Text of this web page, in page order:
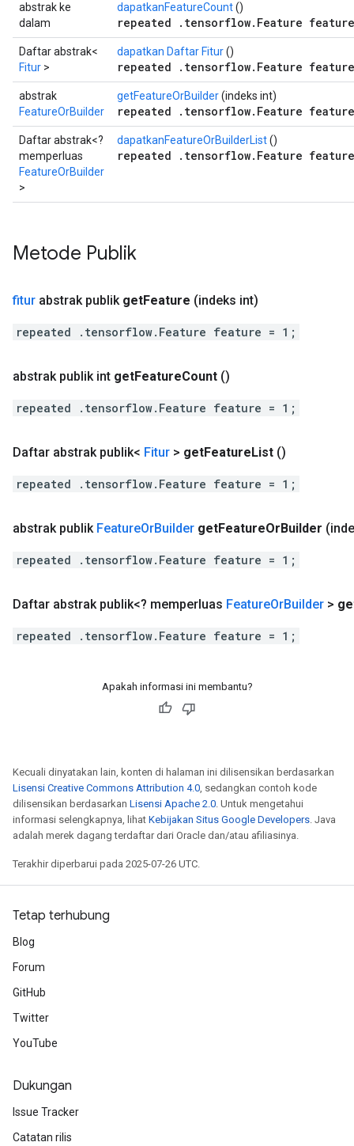
abstrak ke
dalam
dapatkanFeatureCount()
repeated .tensorflow.Feature
Daftar abstrak<
Fitur >
dapatkan Daftar Fitur()
repeated .tensorflow.Feature
abstrak
FeatureOrBuilder
getFeatureOrBuilder(indeks int)
repeated .tensorflow.Feature
Daftar abstrak<?
memperluas
FeatureOrBuilder
>
dapatkanFeatureOrBuilderList()
repeated .tensorflow.Feature
Metode Publik
fitur abstrak publik getFeature (indeks int)
repeated .tensorflow.Feature feature = 1;
abstrak publik int getFeatureCount ()
repeated .tensorflow.Feature feature = 1;
Daftar abstrak publik< Fitur > getFeatureList ()
repeated .tensorflow.Feature feature = 1;
abstrak publik FeatureOrBuilder getFeatureOrBuilder
repeated .tensorflow.Feature feature = 1;
Daftar abstrak publik<? memperluas FeatureOrBuilder >
repeated .tensorflow.Feature feature = 1;
Apakah informasi ini membantu?
Kecuali dinyatakan lain, konten di halaman ini dilisensikan berdasarkan
Lisensi Creative Commons Attribution 4.0, sedangkan contoh kode
dilisensikan berdasarkan Lisensi Apache 2.0. Untuk mengetahui
informasi selengkapnya, lihat Kebijakan Situs Google Developers. Java
adalah merek dagang terdaftar dari Oracle dan/atau afiliasinya.
Terakhir diperbarui pada 2025-07-26 UTC.
Tetap terhubung
Blog
Forum
GitHub
Twitter
YouTube
Dukungan
Issue Tracker
Catatan rilis